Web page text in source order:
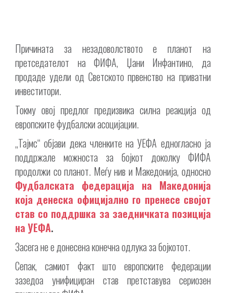
Причината за незадоволството е планот на
претседателот на ФИФА, Џани Инфантино, да
продаде удели од Светското првенство на приватни
инвеститори.
Токму овој предлог предизвика силна реакција од
европските фудбалски асоцијации.
„Тајмс“ објави дека членките на УЕФА едногласно ја
поддржале можноста за бојкот доколку ФИФА
продолжи со планот. Меѓу нив и Македонија, односно
Фудбалската федерација на Македонија
која денеска официјално го пренесе својот
став со поддршка за заедничката позиција
на УЕФА.
Засега не е донесена конечна одлука за бојкотот.
Сепак, самиот факт што европските федерации
зазедоа унифициран став претставува сериозен